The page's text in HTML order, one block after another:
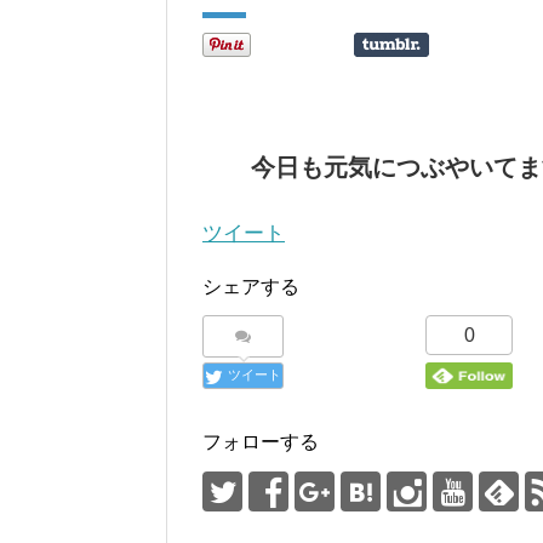
今日も元気につぶやいて
ツイート
シェアする
ツイート
0
フォローする